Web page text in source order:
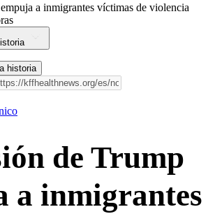
a inmigrantes víctimas de violencia
historia
de Trump
a inmigrantes